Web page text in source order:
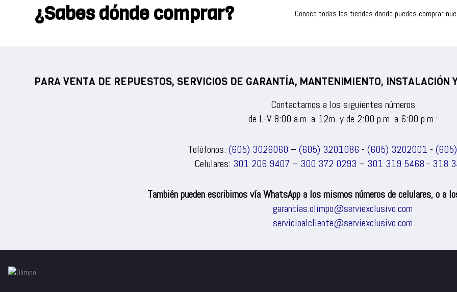
¿Sabes dónde comprar? Conoce todas las tiendas donde puedes comprar
PARA VENTA DE REPUESTOS, SERVICIOS DE GARANTÍA, MANTENIMIENTO, INSTALACIÓN
Contactarnos a los siguientes números
de L-V 8:00 a.m. a 12m. y de 2:00 p.m. a 6:00 p.m.:
Teléfonos: (605) 3026060 – (605) 3201086 - (605) 3202001 -
Celulares: 301 206 9407 – 300 372 0293 – 301 319 5468 - 318
También pueden escribirnos vía WhatsApp a los mismos números de celulares, o a
garantías.olimpo@serviexclusivo.com
servicioalcliente@serviexclusivo.com